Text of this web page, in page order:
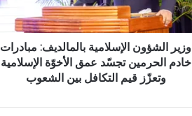
وزير الشؤون الإسلامية بالمالديف: مبادرات
خادم الحرمين تجسّد عمق الأخوّة الإسلامية
وتعزّز قيم التكافل بين الشعوب